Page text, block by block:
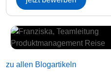
zu allen Blogartikeln